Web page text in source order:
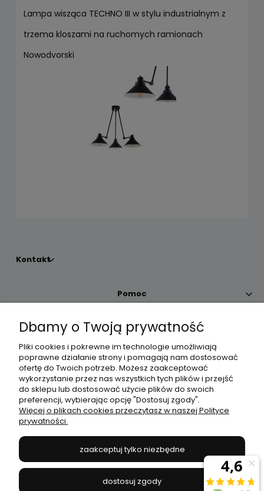
Lampa wisząca TECHNO III w stylu industrialnym z
trzema kloszami na ruchomych ramionach
Nowodvorski
Kontakt
Pomoc
Moje konto
Płatności i dostawa
Informacje
JANEX
669-050-03-43
504 545 749//E-mail:sklep@janexmarket.pl
Dbamy o Twoją prywatność
Pliki cookies i pokrewne im technologie umożliwiają
poprawne działanie strony i pomagają nam dostosować
ofertę do Twoich potrzeb. Możesz zaakceptować
wykorzystanie przez nas wszystkich tych plików i przejść
do sklepu lub dostosować użycie plików do swoich
preferencji, wybierając opcję "Dostosuj zgody".
Więcej o plikach cookies przeczytasz w naszej Polityce
prywatności.
zaakceptuj tylko niezbędne
dostosuj zgody